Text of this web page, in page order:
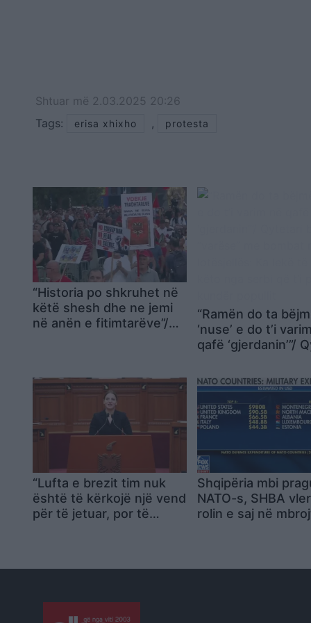
Shtuar më 2.03.2025 20:26
Tags:
erisa xhixho , protesta
“Historia po shkruhet në
këtë shesh dhe ne jemi
në anën e fitimtarëve”/
senatorët amerikanë
“Ramën do ta
‘nuse’ e do t’i
qafë ‘gjerdanin’”/
me gaz lotësjellës:
lekë të blejë këto
serbi që t’i përdorë
kundër popullit
“Lufta e brezit tim nuk
është të kërkojë një vend
për të jetuar, por të
personale
Shqipëria mbi
NATO-s, SHBA
rolin e saj në